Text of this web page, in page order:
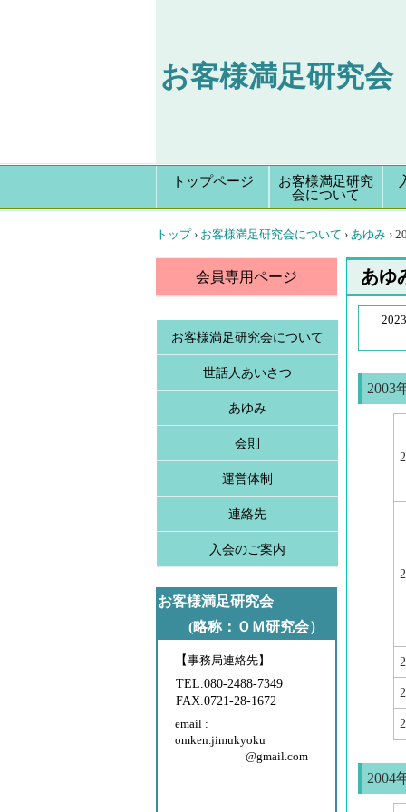
お客様満足研究会
トップページ
お客様満足研究
会について
トップ › お客様満足研究会について › あゆみ ›
あゆ
2003
2004
会員専用ページ
お客様満足研究会について
世話人あいさつ
あゆみ
会則
運営体制
連絡先
入会のご案内
お客様満足研究会
(略称：ＯＭ研究会）
【事務局連絡先】
TEL.080-2488-7349
FAX.0721-28-1672
email :
omken.jimukyoku
@gmail.com